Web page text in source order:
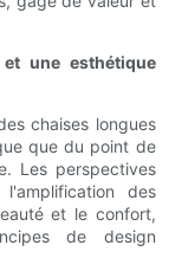
une esthétique
chaises longues
que du point de
Les perspectives
des
et le confort,
de design